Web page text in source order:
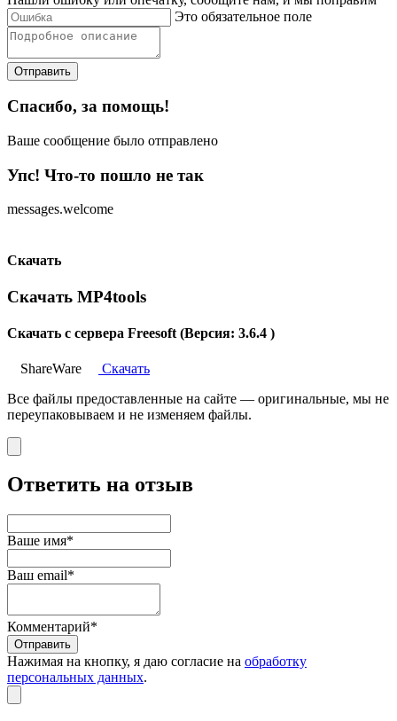
Это обязательное поле
Отправить
Спасибо, за помощь!
Ваше сообщение было отправлено
Упс! Что-то пошло не так
messages.welcome
Скачать
Скачать MP4tools
Скачать с сервера Freesoft (Версия: 3.6.4 )
ShareWare
Скачать
Все файлы предоставленные на сайте — оригинальные, мы не
переупаковываем и не изменяем файлы.
Ответить на отзыв
Ваше имя*
Ваш email*
Комментарий*
Отправить
Нажимая на кнопку, я даю согласие на обработку
персональных данных.